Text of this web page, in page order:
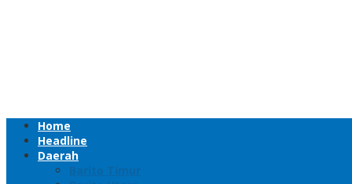
Home
Headline
Daerah
Barito Timur